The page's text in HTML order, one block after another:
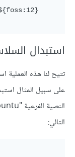
استبدال
تتيح لنا هذه
التالي: